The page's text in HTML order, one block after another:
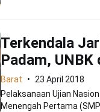
Terkendala
Padam,
Barat
23 April 2018
Pelaksanaan Ujian
Menengah Pertama